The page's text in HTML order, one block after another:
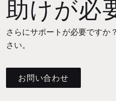
助けが必
さらにサポートが必要ですか
さい。
お問い合わせ